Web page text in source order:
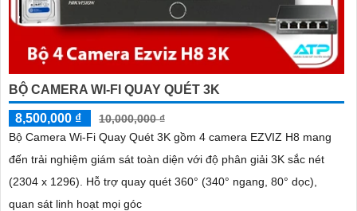
BỘ CAMERA WI-FI QUAY QUÉT 3K
8,500,000 ₫
10,000,000 ₫
Bộ Camera Wi-Fi Quay Quét 3K gồm 4 camera EZVIZ H8 mang
đến trải nghiệm giám sát toàn diện với độ phân giải 3K sắc nét
(2304 x 1296). Hỗ trợ quay quét 360° (340° ngang, 80° dọc),
quan sát linh hoạt mọi góc